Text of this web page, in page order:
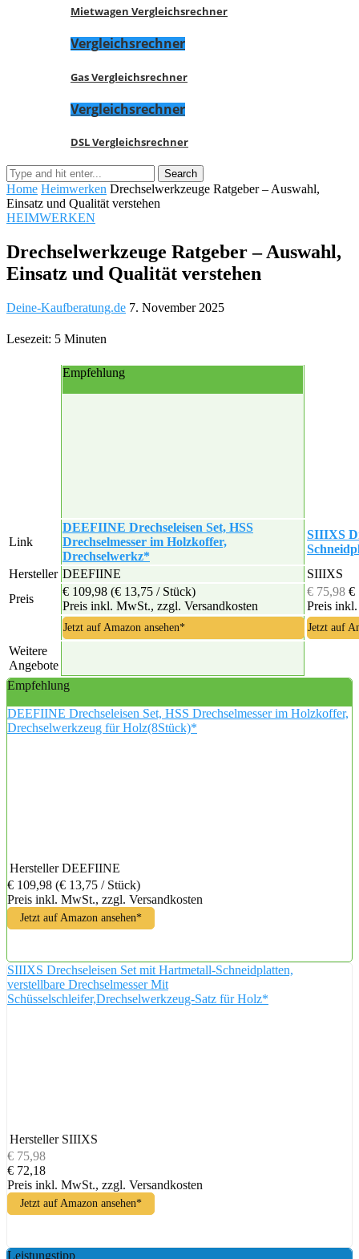
Mietwagen Vergleichsrechner
Vergleichsrechner
Gas Vergleichsrechner
Vergleichsrechner
DSL Vergleichsrechner
Home Heimwerken Drechselwerkzeuge Ratgeber – Auswahl,
Einsatz und Qualität verstehen
HEIMWERKEN
Drechselwerkzeuge Ratgeber – Auswahl,
Einsatz und Qualität verstehen
Deine-Kaufberatung.de 7. November 2025
Lesezeit: 5 Minuten
Empfehlung
Link
DEEFIINE Drechseleisen Set, HSS
Drechselmesser im Holzkoffer,
Drechselwerkz*
SIIIXS
Hersteller DEEFIINE
SIIIXS
Preis
€ 109,98 (€ 13,75 / Stück)
Preis inkl. MwSt., zzgl. Versandkosten
€ 75,98 €
Preis
Jetzt auf Amazon ansehen* Jetzt auf
Weitere
Angebote
Empfehlung
DEEFIINE Drechseleisen Set, HSS Drechselmesser im Holzkoffer,
Drechselwerkzeug für Holz(8Stück)*
Hersteller DEEFIINE
€ 109,98 (€ 13,75 / Stück)
Preis inkl. MwSt., zzgl. Versandkosten
Jetzt auf Amazon ansehen*
SIIIXS Drechseleisen Set mit Hartmetall-Schneidplatten,
verstellbare Drechselmesser Mit
Schüsselschleifer,Drechselwerkzeug-Satz für Holz*
Hersteller SIIIXS
€ 75,98
€ 72,18
Preis inkl. MwSt., zzgl. Versandkosten
Jetzt auf Amazon ansehen*
Leistungstipp